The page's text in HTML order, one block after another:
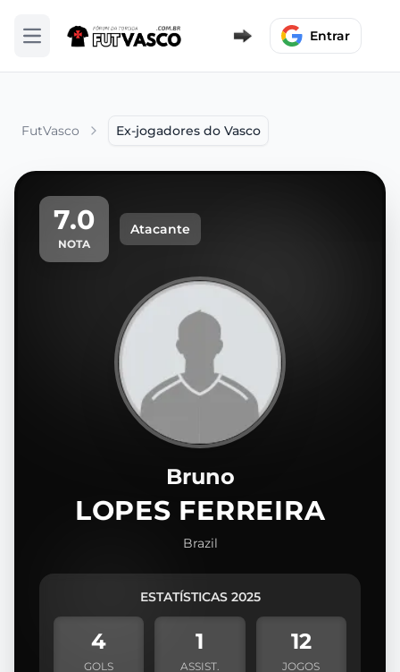
Abrir menu Entrar
FutVasco Ex-jogadores do Vasco
7.0
NOTA
Atacante
Bruno
LOPES FERREIRA
Brazil
ESTATÍSTICAS 2025
4
GOLS
1
ASSIST.
12
JOGOS